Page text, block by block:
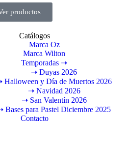
productos
Catálogos
Marca Oz
Marca Wilton
Temporadas ➝
➝ Duyas 2026
Halloween y Día de Muertos 2026
➝ Navidad 2026
➝ San Valentín 2026
Bases para Pastel Diciembre 2025
Contacto